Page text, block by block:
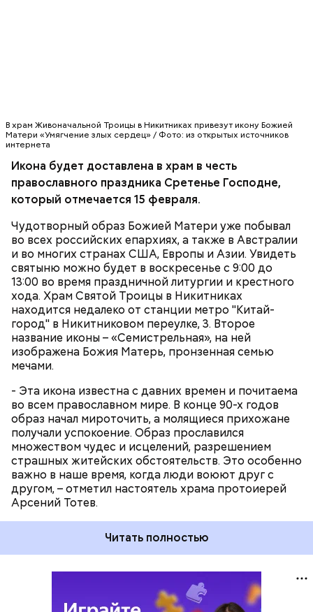
В храм Живоначальной Троицы в Никитниках привезут икону Божией
Матери «Умягчение злых сердец» / Фото: из открытых источников
интернета
Икона будет доставлена в храм в честь
православного праздника Сретенье Господне,
который отмечается 15 февраля.
Чудотворный образ Божией Матери уже побывал
во всех российских епархиях, а также в Австралии
и во многих странах США, Европы и Азии. Увидеть
святыню можно будет в воскресенье с 9:00 до
13:00 во время праздничной литургии и крестного
хода. Храм Святой Троицы в Никитниках
находится недалеко от станции метро "Китай-
город" в Никитниковом переулке, 3. Второе
название иконы – «Семистрельная», на ней
изображена Божия Матерь, пронзенная семью
мечами.
- Эта икона известна с давних времен и почитаема
во всем православном мире. В конце 90-х годов
образ начал мироточить, а молящиеся прихожане
получали успокоение. Образ прославился
множеством чудес и исцелений, разрешением
страшных житейских обстоятельств. Это особенно
важно в наше время, когда люди воюют друг с
другом, – отметил настоятель храма протоиерей
Арсений Тотев.
подмосковной деревне Бачурино построили
небольшую часовню, где сегодня регулярно
проходят богослужения, уточняет агентство
"Москва"
Читать полностью